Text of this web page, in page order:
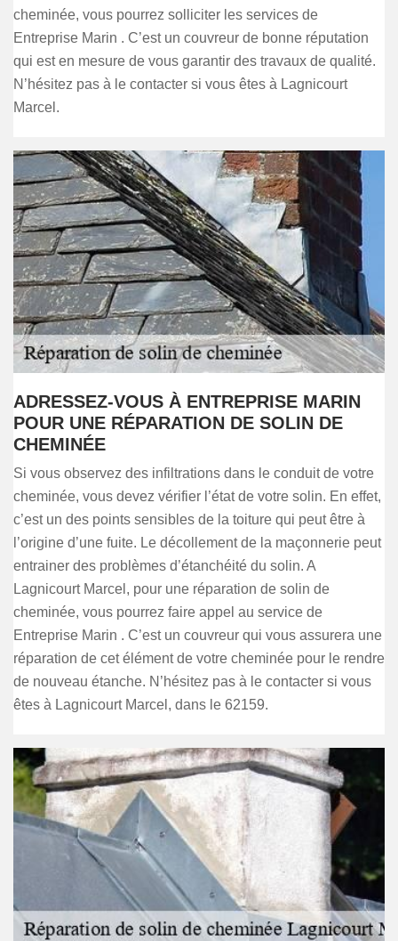
cheminée, vous pourrez solliciter les services de
Entreprise Marin . C’est un couvreur de bonne réputation
qui est en mesure de vous garantir des travaux de qualité.
N’hésitez pas à le contacter si vous êtes à Lagnicourt
Marcel.
ADRESSEZ-VOUS À ENTREPRISE MARIN
POUR UNE RÉPARATION DE SOLIN DE
CHEMINÉE
Si vous observez des infiltrations dans le conduit de votre
cheminée, vous devez vérifier l’état de votre solin. En effet,
c’est un des points sensibles de la toiture qui peut être à
l’origine d’une fuite. Le décollement de la maçonnerie peut
entrainer des problèmes d’étanchéité du solin. A
Lagnicourt Marcel, pour une réparation de solin de
cheminée, vous pourrez faire appel au service de
Entreprise Marin . C’est un couvreur qui vous assurera une
réparation de cet élément de votre cheminée pour le rendre
de nouveau étanche. N’hésitez pas à le contacter si vous
êtes à Lagnicourt Marcel, dans le 62159.